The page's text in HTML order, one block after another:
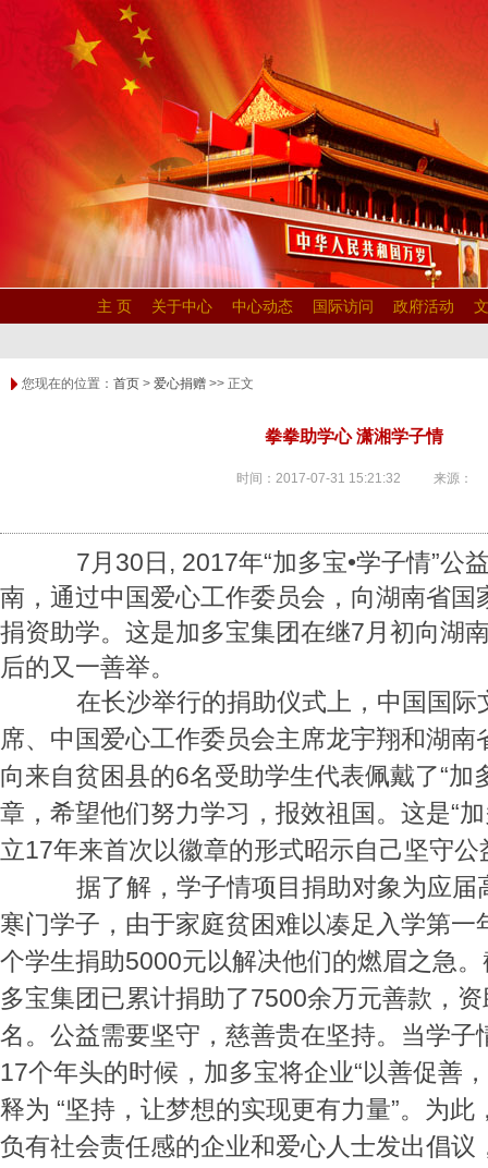
主 页 关于中心 中心动态 国际访问 政府活动
您现在的位置： 首页 > 爱心捐赠 >> 正文
拳拳助学心 潇湘学子情
时间：2017-07-31 15:21:32 来源：
7月30日, 2017年“加多宝•学子情”公
南，通过中国爱心工作委员会，向湖南省国
捐资助学。这是加多宝集团在继7月初向湖
后的又一善举。
在长沙举行的捐助仪式上，中国国际
席、中国爱心工作委员会主席龙宇翔和湖南
向来自贫困县的6名受助学生代表佩戴了“加
章，希望他们努力学习，报效祖国。这是“
立17年来首次以徽章的形式昭示自己坚守公
据了解，学子情项目捐助对象为应届
寒门学子，由于家庭贫困难以凑足入学第一
个学生捐助5000元以解决他们的燃眉之急
多宝集团已累计捐助了7500余万元善款，
名。公益需要坚守，慈善贵在坚持。当学子
17个年头的时候，加多宝将企业“以善促善
释为 “坚持，让梦想的实现更有力量”。为
负有社会责任感的企业和爱心人士发出倡议